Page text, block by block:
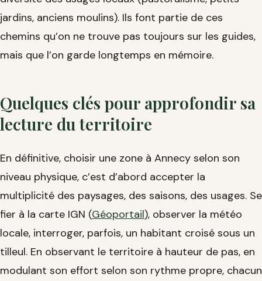
jardins, anciens moulins). Ils font partie de ces
chemins qu’on ne trouve pas toujours sur les guides,
mais que l’on garde longtemps en mémoire.
Quelques clés pour approfondir sa
lecture du territoire
En définitive, choisir une zone à Annecy selon son
niveau physique, c’est d’abord accepter la
multiplicité des paysages, des saisons, des usages. Se
fier à la carte IGN (Géoportail), observer la météo
locale, interroger, parfois, un habitant croisé sous un
tilleul. En observant le territoire à hauteur de pas, en
modulant son effort selon son rythme propre, chacun